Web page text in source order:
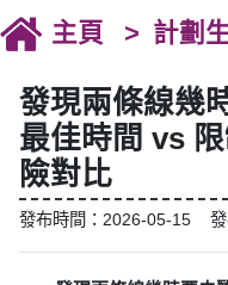
主頁 計劃
發現兩條線幾
最佳時間 vs
險對比
發布時間：2026-05-15 發